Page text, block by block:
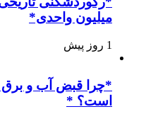
میلیون واحدی*
1 روز پیش
است؟ *